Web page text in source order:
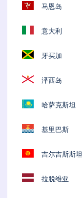
马恩岛
意大利
牙买加
泽西岛
哈萨克斯坦
基里巴斯
吉尔吉斯斯坦
拉脱维亚